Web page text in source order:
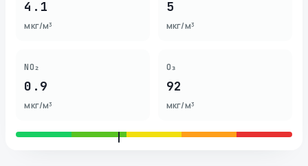
4.1
мкг/м³
5
мкг/м³
NO₂
0.9
мкг/м³
O₃
92
мкг/м³